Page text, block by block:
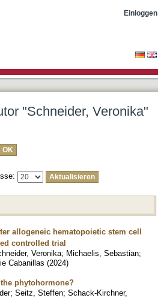
Einloggen
"Schneider, Veronika"
allogeneic hematopoietic stem cell
controlled trial
Veronika; Michaelis, Sebastian;
Cabanillas (2024)
phytohormone?
; Seitz, Steffen; Schack-Kirchner,